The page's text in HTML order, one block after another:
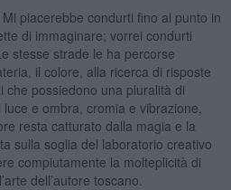
piacerebbe condurti fino al punto in
di immaginare; vorrei condurti
stesse strade le ha percorse
il colore, alla ricerca di risposte
che possiedono una pluralità di
e ombra, cromia e vibrazione,
resta catturato dalla magia e la
sulla soglia del laboratorio creativo
compiutamente la molteplicità di
dell’autore toscano.